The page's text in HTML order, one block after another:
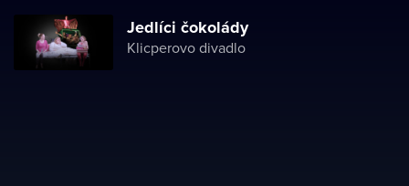
Jedlíci čokolády
Klicperovo divadlo